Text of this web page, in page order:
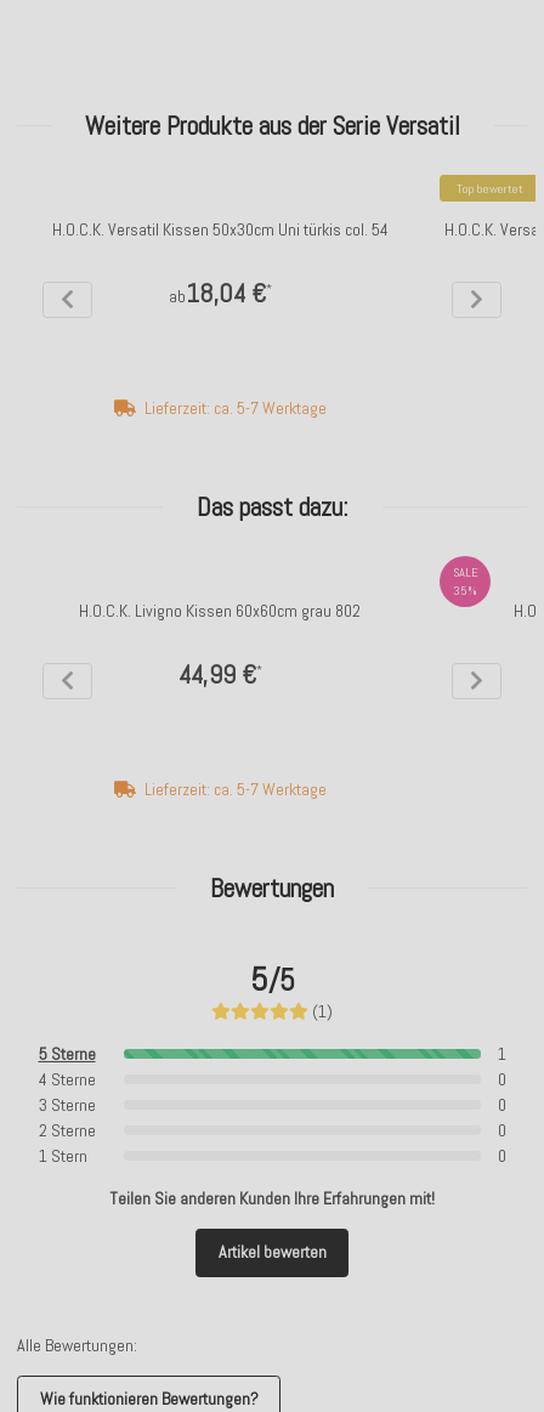
Bewertungen
5/5
(1)
5 Sterne
1
4 Sterne
0
3 Sterne
0
2 Sterne
0
1 Stern
0
Teilen Sie anderen Kunden Ihre Erfahrungen mit!
Artikel bewerten
Alle Bewertungen:
Wie funktionieren Bewertungen?
Weitere Produkte aus der Serie Versatil
H.O.C.K. Versatil Kissen 50x30cm Uni türkis col. 54
ab18,04 €*
Lieferzeit: ca. 5-7 Werktage
Top bewertet
H.O.C.K.
Das passt dazu:
H.O.C.K. Livigno Kissen 60x60cm grau 802
44,99 €*
Lieferzeit: ca. 5-7 Werktage
SALE
35%